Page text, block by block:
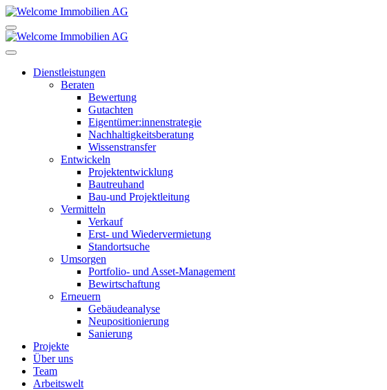
Dienstleistungen
Beraten
Bewertung
Gutachten
Eigentümer:innenstrategie
Nachhaltigkeitsberatung
Wissenstransfer
Entwickeln
Projektentwicklung
Bautreuhand
Bau-und Projektleitung
Vermitteln
Verkauf
Erst- und Wiedervermietung
Standortsuche
Umsorgen
Portfolio- und Asset-Management
Bewirtschaftung
Erneuern
Gebäudeanalyse
Neupositionierung
Sanierung
Projekte
Über uns
Team
Arbeitswelt